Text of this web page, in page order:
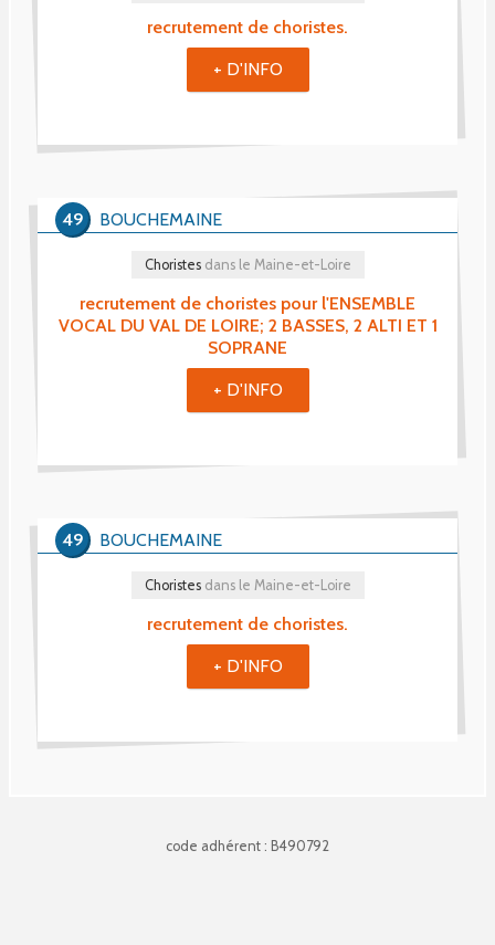
recrutement de choristes.
+ D'INFO
recrutement de choristes pour l'ENSEMBLE
VOCAL DU VAL DE LOIRE; 2 BASSES, 2 ALTI ET 1
SOPRANE
Choristesdans le Maine-et-Loire
BOUCHEMAINE
49
+ D'INFO
recrutement de choristes.
Choristesdans le Maine-et-Loire
BOUCHEMAINE
49
+ D'INFO
code adhérent : B490792